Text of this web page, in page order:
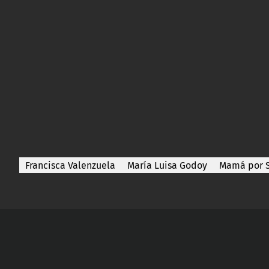
Francisca Valenzuela María Luisa Godoy Mamá por